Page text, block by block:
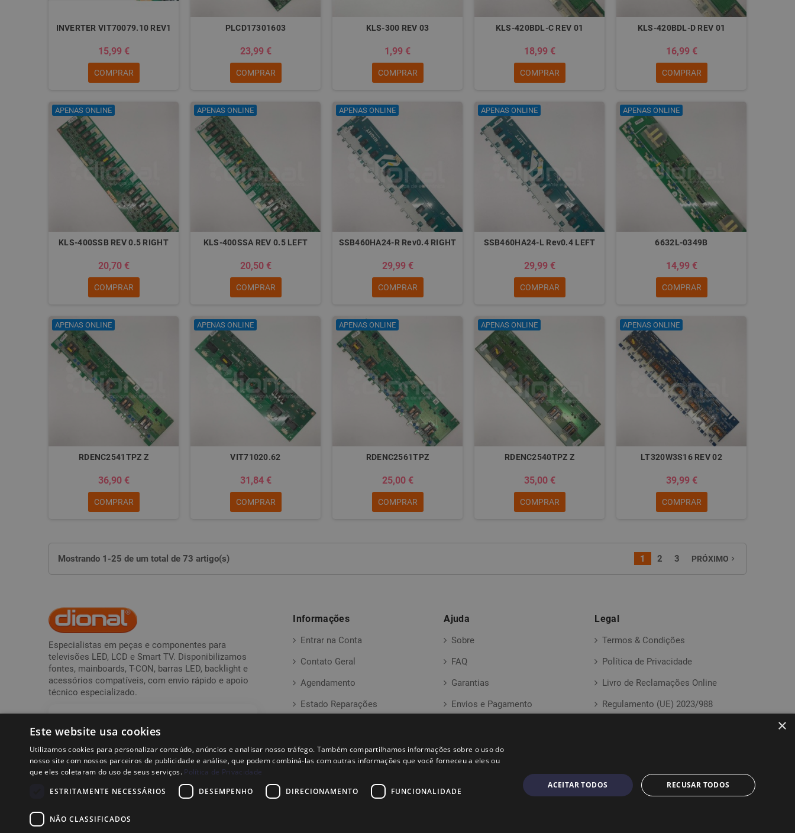
INVERTER VIT70079.10 REV1
15,99 €
COMPRAR
PLCD17301603
23,99 €
COMPRAR
KLS-300 REV 03
1,99 €
COMPRAR
KLS-420BDL-C REV 01
18,99 €
COMPRAR
KLS-420BDL-D REV 01
16,99 €
COMPRAR
APENAS ONLINE
KLS-400SSB REV 0.5 RIGHT
20,70 €
COMPRAR
APENAS ONLINE
KLS-400SSA REV 0.5 LEFT
20,50 €
COMPRAR
APENAS ONLINE
SSB460HA24-R Rev0.4 RIGHT
29,99 €
COMPRAR
APENAS ONLINE
SSB460HA24-L Rev0.4 LEFT
29,99 €
COMPRAR
APENAS ONLINE
6632L-0349B
14,99 €
COMPRAR
APENAS ONLINE
RDENC2541TPZ Z
36,90 €
COMPRAR
APENAS ONLINE
VIT71020.62
31,84 €
COMPRAR
APENAS ONLINE
RDENC2561TPZ
25,00 €
COMPRAR
APENAS ONLINE
RDENC2540TPZ Z
35,00 €
COMPRAR
APENAS ONLINE
LT320W3S16 REV 02
39,99 €
COMPRAR
Mostrando 1-25 de um total de 73 artigo(s) 1 2 3 PRÓXIMO navigate_next
Especialistas em peças e componentes para
televisões LED, LCD e Smart TV. Disponibilizamos
fontes, mainboards, T-CON, barras LED, backlight e
acessórios compatíveis, com envio rápido e apoio
técnico especializado.
09H30 - 13H00 * 14H30 - 17H00
219 502 026
Chamada para a rede fixa nacional
Informações
Entrar na Conta
Contato Geral
Agendamento
Estado Reparações
Ajuda
Sobre
FAQ
Garantias
Envios e Pagamento
Legal
Termos & Condições
Política de Privacidade
Livro de Reclamações Online
Regulamento (UE) 2023/988
×
Este website usa cookies
Utilizamos cookies para personalizar conteúdo, anúncios e analisar nosso tráfego. Também compartilhamos informações sobre o uso do
nosso site com nossos parceiros de publicidade e análise, que podem combiná-las com outras informações que você forneceu a eles ou
que eles coletaram do uso de seus serviços. Política de Privacidade
ESTRITAMENTE NECESSÁRIOS
DESEMPENHO DIRECIONAMENTO FUNCIONALIDADE
NÃO CLASSIFICADOS
ACEITAR TODOS RECUSAR TODOS